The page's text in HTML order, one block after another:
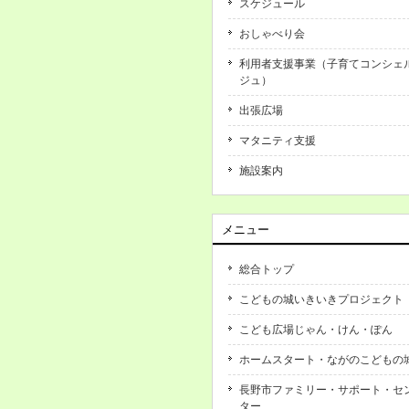
スケジュール
おしゃべり会
利用者支援事業（子育てコンシェ
ジュ）
出張広場
マタニティ支援
施設案内
メニュー
総合トップ
こどもの城いきいきプロジェクト
こども広場じゃん・けん・ぽん
ホームスタート・ながのこどもの
長野市ファミリー・サポート・セ
ター